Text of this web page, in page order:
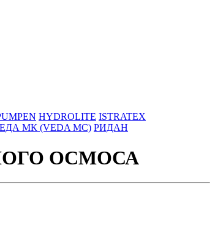
HYDROLITE ISTRATEX
МК (VEDA MC) РИДАН
ОСМОСА